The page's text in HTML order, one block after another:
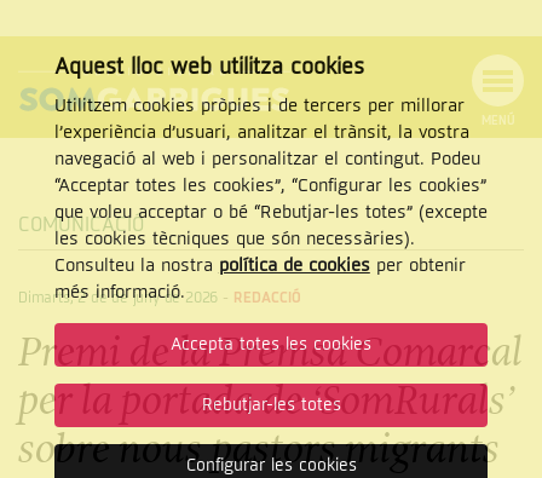
NAVEGACIÓ
MENÚ
Cercar
CERCAR
COMUNICACIÓ
Dimarts, 2 de de juny de 2026 - REDACCIÓ
Premi de la Premsa Comarcal
per la portada de ‘SomRurals’
sobre nous pastors migrants
Aquest lloc web utilitza cookies
Utilitzem cookies pròpies i de tercers per millorar
l’experiència d’usuari, analitzar el trànsit, la vostra
navegació al web i personalitzar el contingut. Podeu
“Acceptar totes les cookies”, “Configurar les cookies”
que voleu acceptar o bé “Rebutjar-les totes” (excepte
les cookies tècniques que són necessàries).
Consulteu la nostra política de cookiesper obtenir
més informació.
Accepta totes les cookies
Rebutjar-les totes
Configurar les cookies